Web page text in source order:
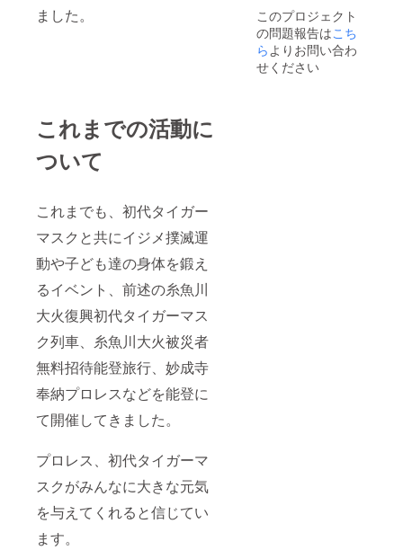
ました。
これまでの活動に
ついて
これまでも、初代タイガー
マスクと共にイジメ撲滅運
動や子ども達の身体を鍛え
るイベント、前述の糸魚川
大火復興初代タイガーマス
ク列車、糸魚川大火被災者
無料招待能登旅行、妙成寺
奉納プロレスなどを能登に
て開催してきました。
プロレス、初代タイガーマ
スクがみんなに大きな元気
を与えてくれると信じてい
ます。
読み上
げを希
望され
るお名
前をご
イン
ボール
投げに
参加出
来ま
このプロジェクト
の問題報告はこち
らよりお問い合わ
せください